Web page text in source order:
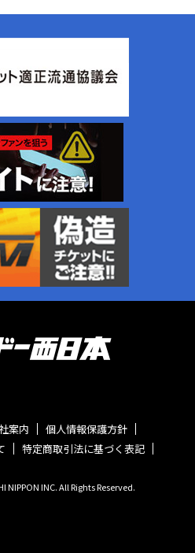
案内
個人情報保護方針
特定商取引法に基づく表記
NIPPON INC. All Rights Reserved.